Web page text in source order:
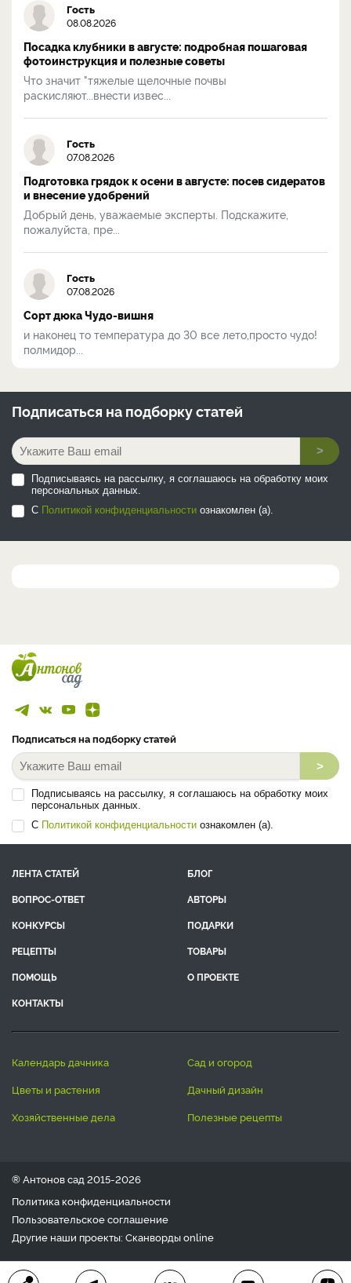
Гость
08.08.2026
Посадка клубники в августе: подробная пошаговая
фотоинструкция и полезные советы
Что значит "тяжелые щелочные почвы
раскисляют...внести извес...
Гость
07.08.2026
Подготовка грядок к осени в августе: посев сидератов
и внесение удобрений
Добрый день, уважаемые эксперты. Подскажите,
пожалуйста, пре...
Гость
07.08.2026
Сорт дюка Чудо-вишня
и наконец то температура до 30 все лето,просто чудо!
полмидор...
Подписаться на подборку статей
>
Подписываясь на рассылку, я соглашаюсь на обработку моих
персональных данных.
С Политикой конфиденциальности ознакомлен (а).
Подписаться на подборку статей
>
Подписываясь на рассылку, я соглашаюсь на обработку моих
персональных данных.
С Политикой конфиденциальности ознакомлен (а).
ЛЕНТА СТАТЕЙ
БЛОГ
ВОПРОС-ОТВЕТ
АВТОРЫ
КОНКУРСЫ
ПОДАРКИ
РЕЦЕПТЫ
ТОВАРЫ
ПОМОЩЬ
О ПРОЕКТЕ
КОНТАКТЫ
календарь дачника
сад и огород
цветы и растения
дачный дизайн
хозяйственные дела
полезные рецепты
® Антонов сад 2015-2026
Политика конфиденциальности
Пользовательское соглашение
Другие наши проекты: Сканвордыonline
Любое использование материала допускается только с
письменного согласия редакции